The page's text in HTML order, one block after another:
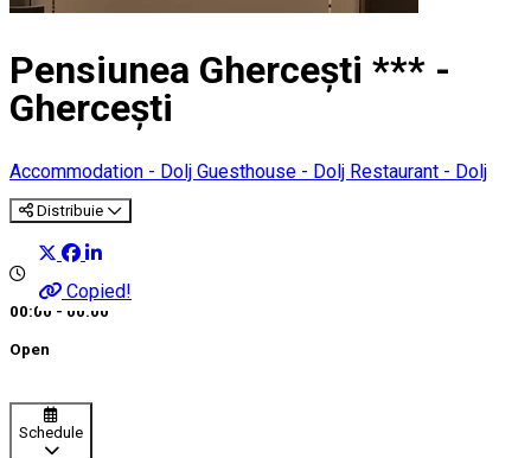
Pensiunea Ghercești *** -
Ghercești
Accommodation - Dolj Guesthouse - Dolj Restaurant - Dolj
Distribuie
Copied!
00:00 - 00:00
Open
Schedule